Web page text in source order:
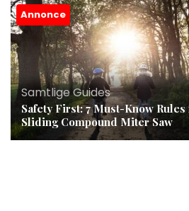
Annonce
Samtlige Guides
Safety First: 7 Must-Know
Sliding Compound Miter Saw